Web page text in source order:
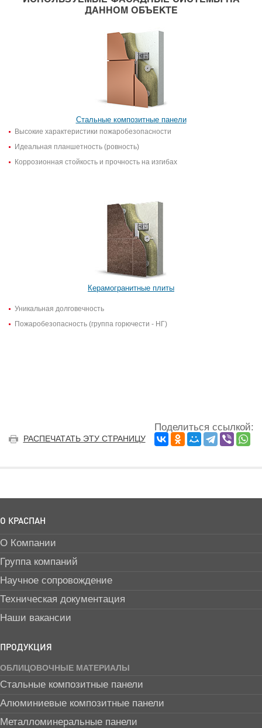
ДАННОМ ОБЪЕКТЕ
Стальные композитные панели
Высокие характеристики пожаробезопасности
Идеальная планшетность (ровность)
Коррозионная стойкость и прочность на изгибах
Керамогранитные плиты
Уникальная долговечность
Пожаробезопасность (группа горючести - НГ)
РАСПЕЧАТАТЬ ЭТУ СТРАНИЦУ
Поделиться ссылкой:
О КРАСПАН
О Компании
Группа компаний
Научное сопровождение
Техническая документация
Наши вакансии
ПРОДУКЦИЯ
ОБЛИЦОВОЧНЫЕ МАТЕРИАЛЫ
Стальные композитные панели
Алюминиевые композитные панели
Металломинеральные панели